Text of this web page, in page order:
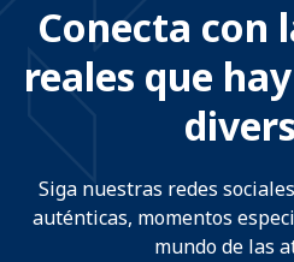
Conecta con
reales que
Siga nuestras redes
auténticas, momentos
mundo de las